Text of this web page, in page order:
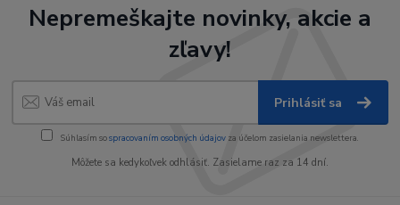
Nepremeškajte novinky, akcie a
zľavy!
Prihlásiť sa
Súhlasím sospracovaním osobných údajov za účelom zasielania newslettera.
Môžete sa kedykoľvek odhlásiť. Zasielame raz za 14 dní.